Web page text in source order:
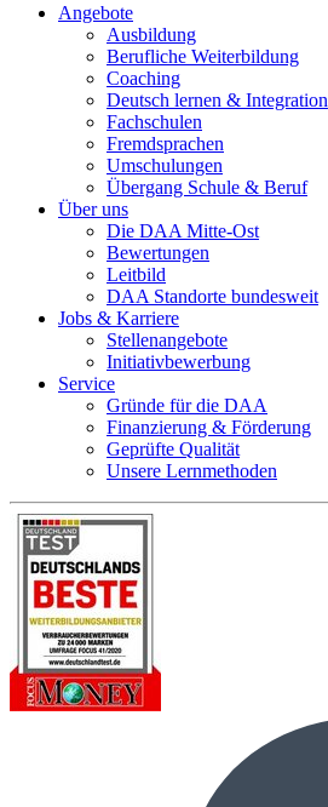
Angebote
Ausbildung
Berufliche Weiterbildung
Coaching
Deutsch lernen & Integration
Fachschulen
Fremdsprachen
Umschulungen
Übergang Schule & Beruf
Über uns
Die DAA Mitte-Ost
Bewertungen
Leitbild
DAA Standorte bundesweit
Jobs & Karriere
Stellenangebote
Initiativbewerbung
Service
Gründe für die DAA
Finanzierung & Förderung
Geprüfte Qualität
Unsere Lernmethoden